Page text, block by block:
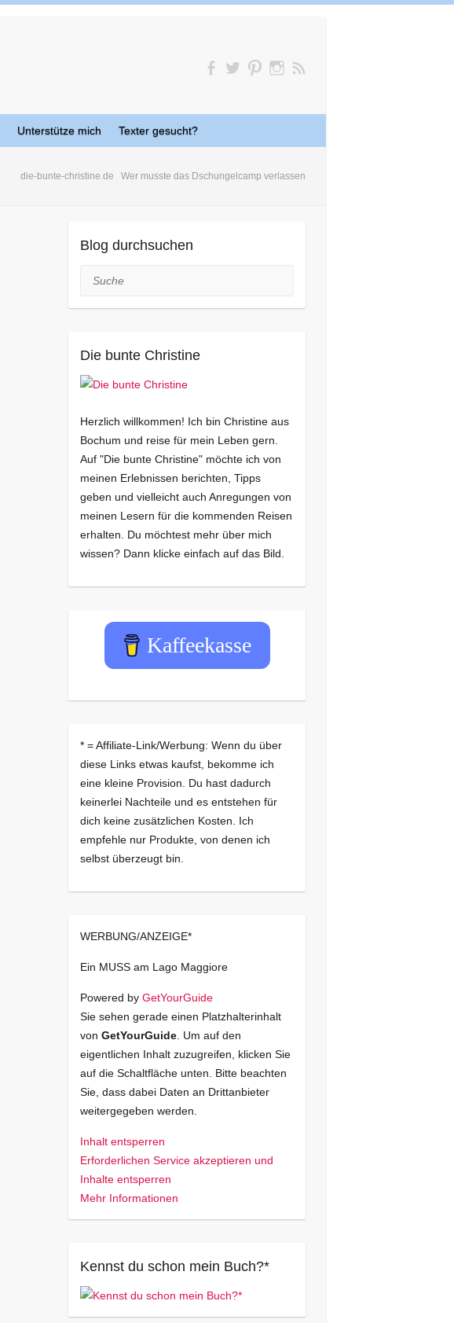
Unterstütze mich Texter gesucht?
die-bunte-christine.de Wer musste das Dschungelcamp verlassen
Blog durchsuchen
Suche
Die bunte Christine
Herzlich willkommen! Ich bin Christine aus
Bochum und reise für mein Leben gern.
Auf "Die bunte Christine" möchte ich von
meinen Erlebnissen berichten, Tipps
geben und vielleicht auch Anregungen von
meinen Lesern für die kommenden Reisen
erhalten. Du möchtest mehr über mich
wissen? Dann klicke einfach auf das Bild.
Kaffeekasse
* = Affiliate-Link/Werbung: Wenn du über
diese Links etwas kaufst, bekomme ich
eine kleine Provision. Du hast dadurch
keinerlei Nachteile und es entstehen für
dich keine zusätzlichen Kosten. Ich
empfehle nur Produkte, von denen ich
selbst überzeugt bin.
WERBUNG/ANZEIGE*
Ein MUSS am Lago Maggiore
Powered by GetYourGuide
Sie sehen gerade einen Platzhalterinhalt
von GetYourGuide. Um auf den
eigentlichen Inhalt zuzugreifen, klicken Sie
auf die Schaltfläche unten. Bitte beachten
Sie, dass dabei Daten an Drittanbieter
weitergegeben werden.
Inhalt entsperren
Erforderlichen Service akzeptieren und
Inhalte entsperren
Mehr Informationen
Kennst du schon mein Buch?*